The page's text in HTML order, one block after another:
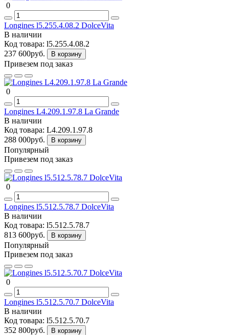
0
Longines l5.255.4.08.2 DolceVita
В наличии
Код товара: l5.255.4.08.2
237 600руб.
В корзину
Привезем под заказ
0
Longines L4.209.1.97.8 La Grande
В наличии
Код товара: L4.209.1.97.8
288 000руб.
В корзину
Популярный
Привезем под заказ
0
Longines l5.512.5.78.7 DolceVita
В наличии
Код товара: l5.512.5.78.7
813 600руб.
В корзину
Популярный
Привезем под заказ
0
Longines l5.512.5.70.7 DolceVita
В наличии
Код товара: l5.512.5.70.7
352 800руб.
В корзину